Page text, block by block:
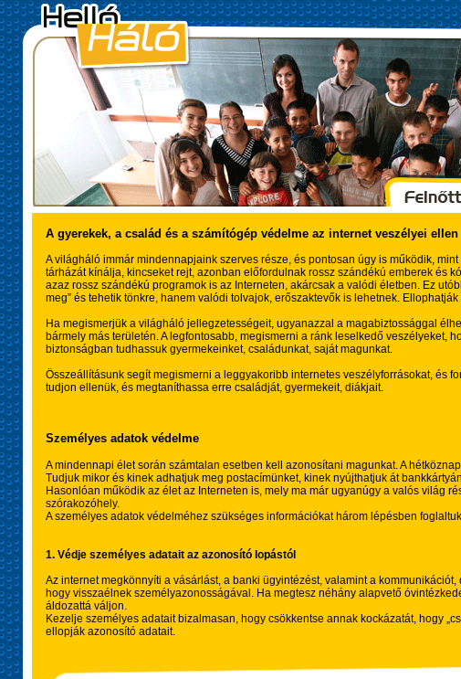
A gyerekek, a család és a számítógép védelme az internet veszélyei ellen
A világháló immár mindennapjaink szerves része, és pontosan úgy is működik,
tárházát kínálja, kincseket rejt, azonban előfordulnak rossz szándékú emberek és
azaz rossz szándékú programok is az Interneten, akárcsak a valódi életben. Ez
meg” és tehetik tönkre, hanem valódi tolvajok, erőszaktevők is lehetnek.
Ha megismerjük a világháló jellegzetességeit, ugyanazzal a magabiztossággal
bármely más területén. A legfontosabb, megismerni a ránk leselkedő veszélyeket,
biztonságban tudhassuk gyermekeinket, családunkat, saját magunkat.
Összeállításunk segít megismerni a leggyakoribb internetes veszélyforrásokat, és
tudjon ellenük, és megtaníthassa erre családját, gyermekeit, diákjait.
Személyes adatok védelme
A mindennapi élet során számtalan esetben kell azonosítani magunkat. A
Tudjuk mikor és kinek adhatjuk meg postacímünket, kinek nyújthatjuk át
Hasonlóan működik az élet az Interneten is, mely ma már ugyanúgy a valós világ
szórakozóhely.
A személyes adatok védelméhez szükséges információkat három lépésben
1. Védje személyes adatait az azonosító lopástól
Az internet megkönnyíti a vásárlást, a banki ügyintézést, valamint a
hogy visszaélnek személyazonosságával. Ha megtesz néhány alapvető
áldozattá váljon.
Kezelje személyes adatait bizalmasan, hogy csökkentse annak kockázatát, hogy
ellopják azonosító adatait.